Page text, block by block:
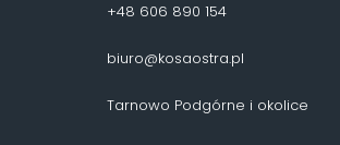
+48 606 890 154
biuro@kosaostra.pl
Tarnowo Podgórne i okolice